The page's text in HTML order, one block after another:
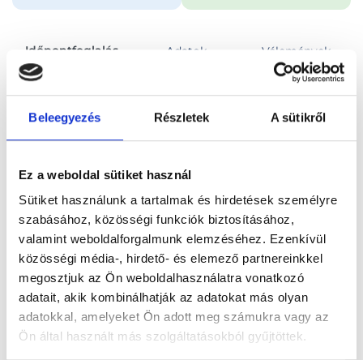
Beleegyezés Részletek A sütikről
Ez a weboldal sütiket használ
Sütiket használunk a tartalmak és hirdetések személyre
szabásához, közösségi funkciók biztosításához,
valamint weboldalforgalmunk elemzéséhez. Ezenkívül
közösségi média-, hirdető- és elemező partnereinkkel
megosztjuk az Ön weboldalhasználatra vonatkozó
adatait, akik kombinálhatják az adatokat más olyan
adatokkal, amelyeket Ön adott meg számukra vagy az
Ön által használt más szolgáltatásokból gyűjtöttek.
Időpontfoglalás Adatok Vélemények
Foglalj időpontot
Főoldal Orvosok Pszichológus
Pszichológus, Szokolya Tóth-Czudar Orsolya